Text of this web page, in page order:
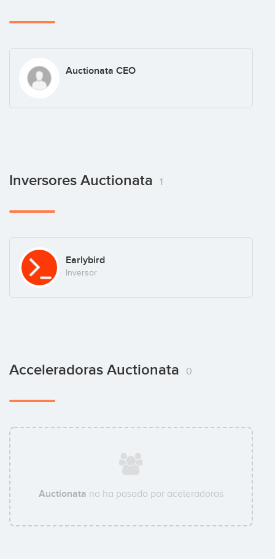
Auctionata CEO
Inversores Auctionata 1
Earlybird
Inversor
Acceleradoras Auctionata 0
Auctionata no ha pasado por aceleradoras